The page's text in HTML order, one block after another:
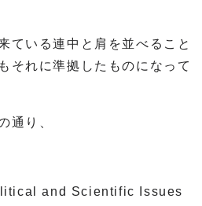
ている連中と肩を並べること
それに準拠したものになって
通り、
and Scientific Issues